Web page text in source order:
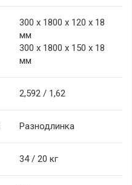
300 х 1800 х 120 х 18
мм
300 х 1800 х 150 х 18
мм
2,592 / 1,62
Разнодлинка
34 / 20 кг